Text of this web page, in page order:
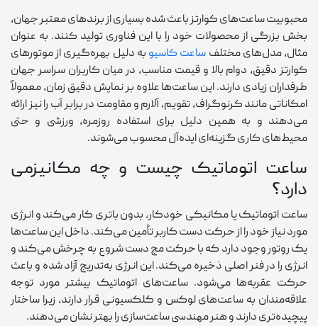
محبوبیت ساعت‌های کوارتز باعث شده بسیاری از برندهای معتبر جهان،
بخش بزرگی از محصولات خود را با این فناوری تولید کنند. به عنوان
مثال، مدل‌های مختلف ساعت کاسیو به دلیل بهره‌گیری از موتورهای
کوارتز دقیق، دوام بالا و قیمت مناسب، در میان کاربران سراسر جهان
طرفداران زیادی دارند. این ساعت‌ها علاوه بر نمایش دقیق زمان، معمولاً
امکاناتی مانند کرنوگراف، تقویم، آلارم و مقاومت در برابر آب را نیز ارائه
می‌دهند و به همین دلیل برای استفاده روزمره، ورزشی و حتی
محیط‌های کاری گزینه‌ای ایده‌آل محسوب می‌شوند.
ساعت اتوماتیک چیست و چه مکانیزمی
دارد؟
ساعت اتوماتیک یا مکانیکی خودکار، بدون باتری کار می‌کند و انرژی
مورد نیاز خود را از حرکت دست کاربر تأمین می‌کند. داخل این ساعت‌ها
یک روتور وجود دارد که با حرکت مچ دست شروع به چرخش می‌کند و
انرژی را در فنر اصلی ذخیره می‌کند. این انرژی به‌تدریج آزاد شده و باعث
حرکت عقربه‌ها می‌شود. ساعت‌های اتوماتیک بیشتر مورد توجه
علاقه‌مندان به ساعت‌های لوکس و کلکسیونی قرار دارند، زیرا ساختار
پیچیده‌تری دارند و هنر مهندسی ساعت‌سازی را بهتر نشان می‌دهند.